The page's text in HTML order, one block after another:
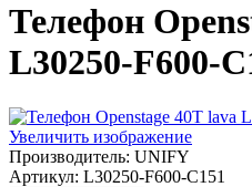
Телефон
L30250-F600-
Увеличить изображение
Производитель: UNIFY
Артикул: L30250-F600-C151